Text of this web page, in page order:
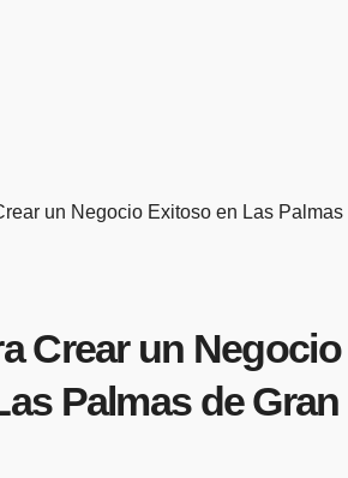
un Negocio Exitoso en Las Palmas
Crear un Negocio
Palmas de Gran